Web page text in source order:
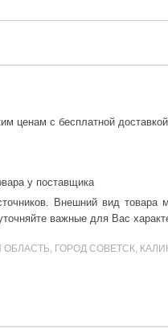
ценам с бесплатной
у поставщика
Внешний вид
важные для Вас
ОБЛАСТЬ, ГОРОД СОВЕТСК,